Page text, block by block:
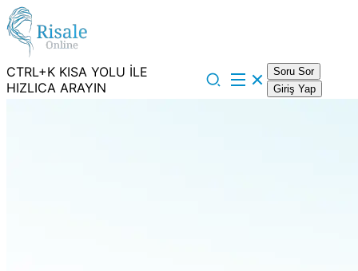
CTRL+K KISA YOLU İLE
HIZLICA ARAYIN
Soru Sor
Giriş Yap